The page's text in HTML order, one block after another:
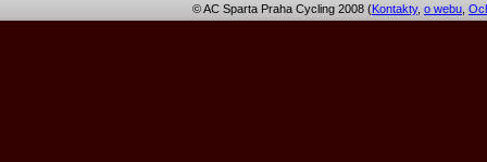
© AC Sparta Praha Cycling 2008 (Kontakty, o webu